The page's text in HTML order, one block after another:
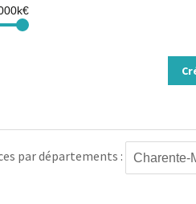
par départements :